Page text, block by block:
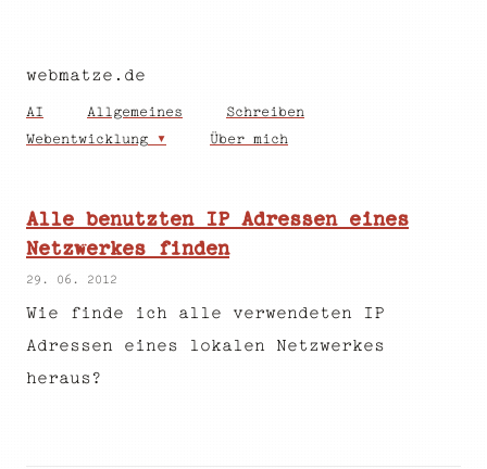
webmatze.de
AI Allgemeines Schreiben
Webentwicklung Über mich
Alle benutzten IP Adressen eines
Netzwerkes finden
29. 06. 2012
Wie finde ich alle verwendeten IP
Adressen eines lokalen Netzwerkes
heraus?